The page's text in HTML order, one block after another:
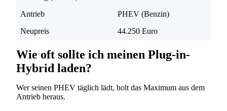
Antrieb
PHEV (Benzin)
Neupreis
44.250 Euro
Wie oft sollte ich meinen Plug-in-
Hybrid laden?
Wer seinen PHEV täglich lädt, holt das Maximum aus dem
Antrieb heraus.